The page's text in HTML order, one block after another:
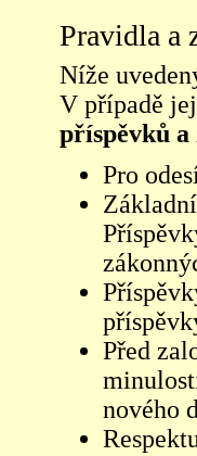
Pravidla a
Níže
V případě
příspěvků a
Pro
Před
nového